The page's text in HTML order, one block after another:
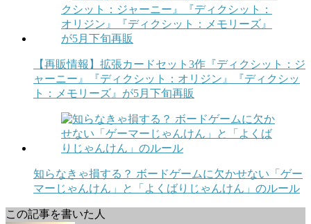
【再販情報】拡張カードセット3作『ディクシット：ジ
ャーニー』『ディクシット：オリジン』『ディクシッ
ト：メモリーズ』が5月下旬再販
知らなきゃ損する？ ボードゲームに欠かせない「ゲー
マーじゃんけん」と「よくばりじゃんけん」のルール
この記事を書いた人